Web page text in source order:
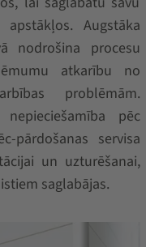
Augstāka
nodrošina procesu
atkarību no
problēmām.
pēc
pārdošanas servisa
un uzturēšanai,
saglabājas.